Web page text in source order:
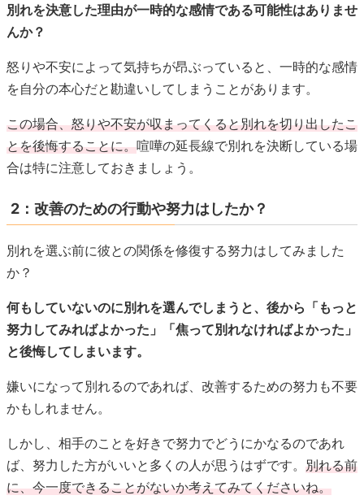
別れを決意した理由が一時的な感情である可能性はありませ
んか？
怒りや不安によって気持ちが昂ぶっていると、一時的な感情
を自分の本心だと勘違いしてしまうことがあります。
この場合、怒りや不安が収まってくると別れを切り出したこ
とを後悔することに。喧嘩の延長線で別れを決断している場
合は特に注意しておきましょう。
2：改善のための行動や努力はしたか？
別れを選ぶ前に彼との関係を修復する努力はしてみました
か？
何もしていないのに別れを選んでしまうと、後から「もっと
努力してみればよかった」「焦って別れなければよかった」
と後悔してしまいます。
嫌いになって別れるのであれば、改善するための努力も不要
かもしれません。
しかし、相手のことを好きで努力でどうにかなるのであれ
ば、努力した方がいいと多くの人が思うはずです。 別れる前
に、今一度できることがないか考えてみてくださいね。